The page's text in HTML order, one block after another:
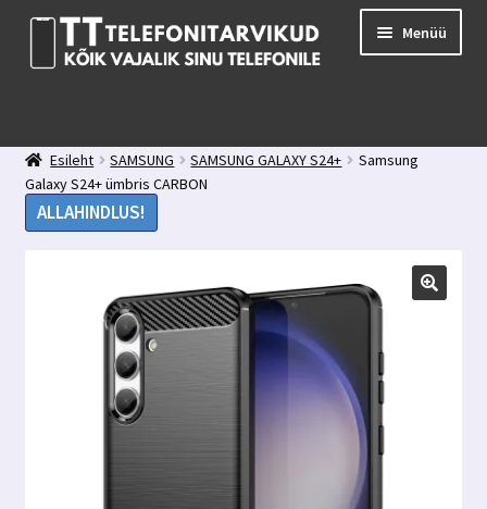
Liigu
navigeerimisele
Liigu
juurde
Menüü
Minu konto
Ostukorv
Esileht SAMSUNG SAMSUNG GALAXY S24+
Samsung
Galaxy S24+ ümbris CARBON
ALLAHINDLUS!